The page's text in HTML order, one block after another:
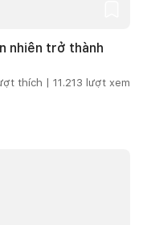
nhiên trở thành
thích | 11.213 lượt xem